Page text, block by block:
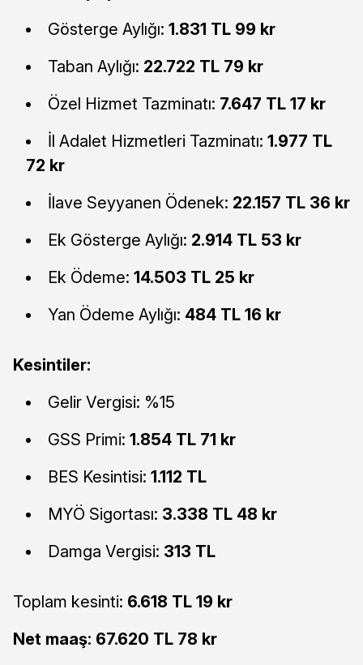
Gösterge Aylığı: 1.831 TL 99 kr
Taban Aylığı: 22.722 TL 79 kr
Özel Hizmet Tazminatı: 7.647 TL 17 kr
İl Adalet Hizmetleri Tazminatı: 1.977 TL
72 kr
İlave Seyyanen Ödenek: 22.157 TL 36 kr
Ek Gösterge Aylığı: 2.914 TL 53 kr
Ek Ödeme: 14.503 TL 25 kr
Yan Ödeme Aylığı: 484 TL 16 kr
Kesintiler:
Gelir Vergisi: %15
GSS Primi: 1.854 TL 71 kr
BES Kesintisi: 1.112 TL
MYÖ Sigortası: 3.338 TL 48 kr
Damga Vergisi: 313 TL
Toplam kesinti: 6.618 TL 19 kr
Net maaş: 67.620 TL 78 kr